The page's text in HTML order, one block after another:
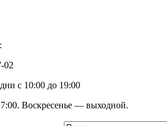
02
с 10:00 до 19:00
Воскресенье — выходной.